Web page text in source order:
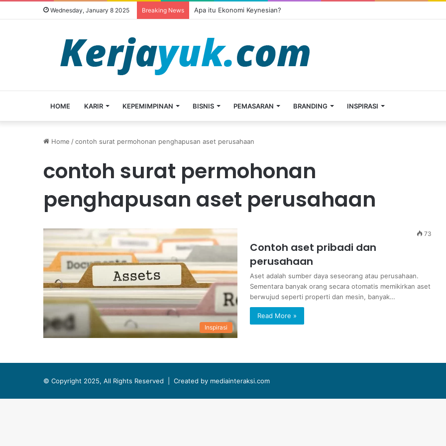
Wednesday, January 8 2025 Breaking News Apa itu Ekonomi Keynesian?
HOME KARIR KEPEMIMPINAN BISNIS PEMASARAN BRANDING INSPIRASI
Home /contoh surat permohonan penghapusan aset perusahaan
contoh surat permohonan
penghapusan aset perusahaan
Inspirasi
73
Contoh aset pribadi dan
perusahaan
Aset adalah sumber daya seseorang atau perusahaan.
Sementara banyak orang secara otomatis memikirkan aset
berwujud seperti properti dan mesin, banyak…
Read More »
© Copyright 2025, All Rights Reserved | Created by mediainteraksi.com